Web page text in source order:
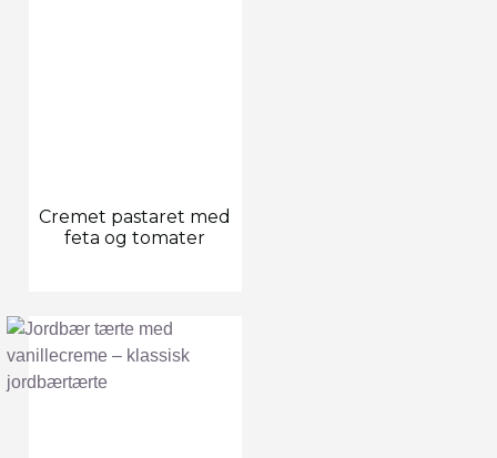
Cremet pastaret med
feta og tomater